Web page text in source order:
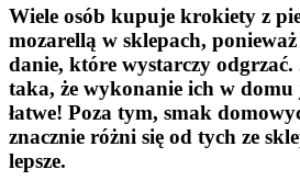
Wiele osób kupuje krokiety z
mozarellą w sklepach,
danie, które wystarczy
taka, że wykonanie ich w domu
łatwe! Poza tym, smak
znacznie różni się od tych ze
lepsze.